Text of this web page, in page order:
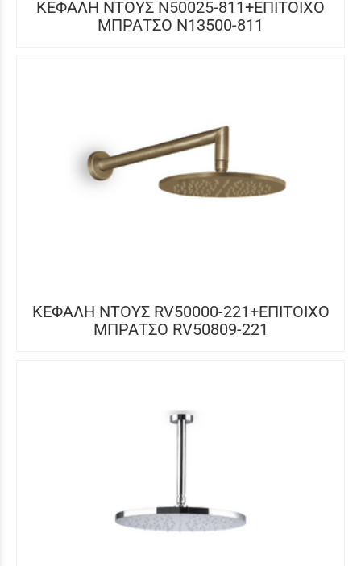
ΚΕΦΑΛΗ ΝΤΟΥΣ N50025-811+ΕΠΙΤΟΙΧΟ
ΜΠΡΑΤΣΟ N13500-811
ΚΕΦΑΛΗ ΝΤΟΥΣ RV50000-221+ΕΠΙΤΟΙΧΟ
ΜΠΡΑΤΣΟ RV50809-221